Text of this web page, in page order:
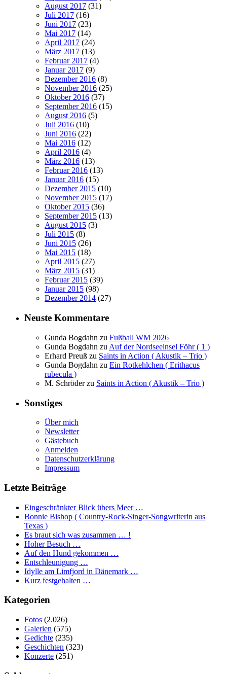
August 2017 (31)
Juli 2017 (16)
Juni 2017 (23)
Mai 2017 (14)
April 2017 (24)
März 2017 (13)
Februar 2017 (4)
Januar 2017 (9)
Dezember 2016 (8)
November 2016 (25)
Oktober 2016 (37)
September 2016 (15)
August 2016 (5)
Juli 2016 (10)
Juni 2016 (22)
Mai 2016 (12)
April 2016 (4)
März 2016 (13)
Februar 2016 (13)
Januar 2016 (15)
Dezember 2015 (10)
November 2015 (17)
Oktober 2015 (36)
September 2015 (13)
August 2015 (3)
Juli 2015 (8)
Juni 2015 (26)
Mai 2015 (18)
April 2015 (27)
März 2015 (31)
Februar 2015 (39)
Januar 2015 (98)
Dezember 2014 (27)
Neuste Kommentare
Gunda Bogdahn zu Fußball WM 2026
Gunda Bogdahn zu Auf der Nordseeinsel Föhr ( 1 )
Erhard Preuß zu Saints in Action ( Akustik – Trio )
Gunda Bogdahn zu Ein Rotkehlchen ( Erithacus
rubecula )
M. Schröderzu Saints in Action ( Akustik – Trio )
Sonstiges
Über mich
Newsletter
Gästebuch
Anmelden
Datenschutzerklärung
Impressum
Letzte Beiträge
Eingeschränkter Blick übers Meer …
Bonnie Bishop ( Country-Rock-Singer-Songwriterin aus
Texas )
Es braut sich was zusammen … !
Hoher Besuch …
Auf den Hund gekommen …
Entschleunigung …
Idylle am Limfjord in Dänemark …
Kurz festgehalten …
Kategorien
Fotos (2.026)
Galerien (575)
Gedichte (235)
Geschichten (323)
Konzerte (251)